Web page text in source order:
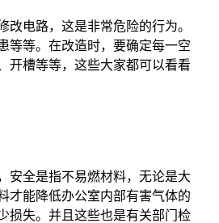
电路，这是非常危险的行为。
等等。在改造时，要确定每一空
开槽等等，这些大家都可以看看
全是指不易燃材料，无论是大
才能降低办公室内部有害气体的
损失。并且这些也是有关部门检